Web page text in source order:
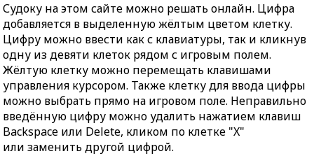
Судоку на этом сайте можно решать онлайн. Цифра
добавляется в выделенную жёлтым цветом клетку.
Цифру можно ввести как с клавиатуры, так и кликнув
одну из девяти клеток рядом с игровым полем.
Жёлтую клетку можно перемещать клавишами
управления курсором. Также клетку для ввода цифры
можно выбрать прямо на игровом поле. Неправильно
введённую цифру можно удалить нажатием клавиш
Backspace или Delete, кликом по клетке "X"
или заменить другой цифрой.